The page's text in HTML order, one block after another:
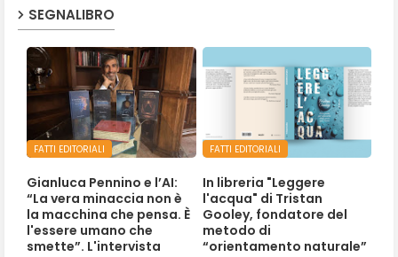
SEGNALIBRO
FATTI EDITORIALI
Gianluca Pennino e l’AI:
“La vera minaccia non è
la macchina che pensa. È
l'essere umano che
smette”. L'intervista
FATTI EDITORIALI
In libreria "Leggere
l'acqua" di Tristan
Gooley, fondatore del
metodo di
“orientamento naturale”